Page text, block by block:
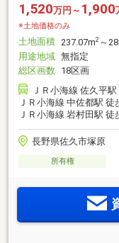
1,520万円～ 1,900
※土地価格のみ
土地面積 237.07m2 ～
用途地域 無指定
総区画数 18区画
ＪＲ小海線 佐久平
ＪＲ小海線 中佐都駅 徒
ＪＲ小海線 岩村田駅 徒
長野県佐久市塚原
所有権